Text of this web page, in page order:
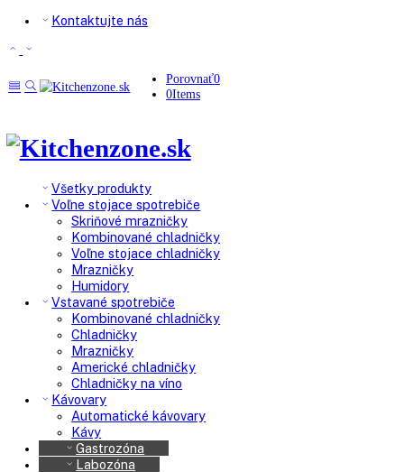
Kontaktujte nás
Porovnať
0Items
Všetky produkty
Voľne stojace spotrebiče
Skriňové mrazničky
Kombinované chladničky
Voľne stojace chladničky
Mrazničky
Humidory
Vstavané spotrebiče
Kombinované chladničky
Chladničky
Mrazničky
Americké chladničky
Chladničky na víno
Kávovary
Automatické kávovary